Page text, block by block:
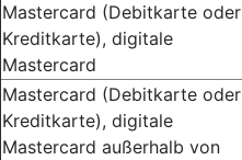
Mastercard (Debitkarte oder
Kreditkarte), digitale
Mastercard
Mastercard (Debitkarte oder
Kreditkarte), digitale
Mastercard außerhalb von